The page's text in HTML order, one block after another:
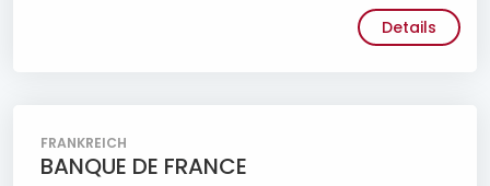
Details
FRANKREICH
BANQUE DE FRANCE